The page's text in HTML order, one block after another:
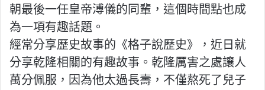
朝最後一任皇帝溥儀的同輩，這個時間點也成
為一項有趣話題。
經常分享歷史故事的《格子說歷史》，近日就
分享乾隆相關的有趣故事。乾隆厲害之處讓人
萬分佩服，因為他太過長壽，不僅熬死了兒子